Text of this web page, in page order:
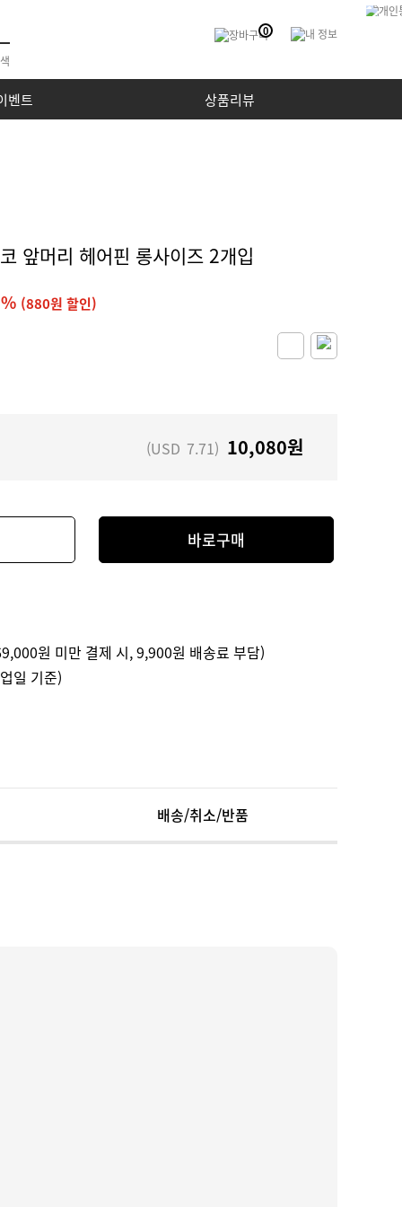
0
벤트 상품리뷰
앞머리 헤어핀 롱사이즈 2개입
(880원 할인)
(USD 7.71) 10,080원
바로구매
원 미만 결제 시, 9,900원 배송료 부담)
일 기준)
배송/취소/반품